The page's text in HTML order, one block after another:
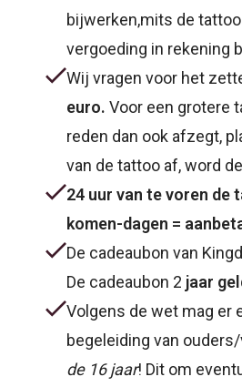
bijwerken,mits de
vergoeding in rekening
Wij vragen voor het
euro.Voor een grotere
reden dan ook afzegt,
van de tattoo af, word de
24 uur van te voren
komen-dagen =
De cadeaubon van
De cadeaubon 2 jaar
Volgens de wet mag er
begeleiding van
de 16 jaar! Dit om